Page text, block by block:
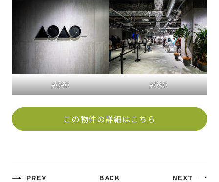
AOAO AOAO
この物件の詳細はこちら
PREV BACK NEXT